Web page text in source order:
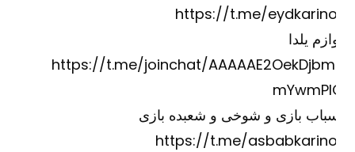
https://t.me/
یلدا
https://t.me/joinchat/
بازی و شوخی و شعبده بازی
https://t.me/